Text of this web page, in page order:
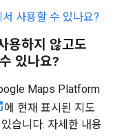
사용할 수 있나요?
용하지 않고도
있나요?
Maps Platform
에 현재 표시된 지도
습니다. 자세한 내용